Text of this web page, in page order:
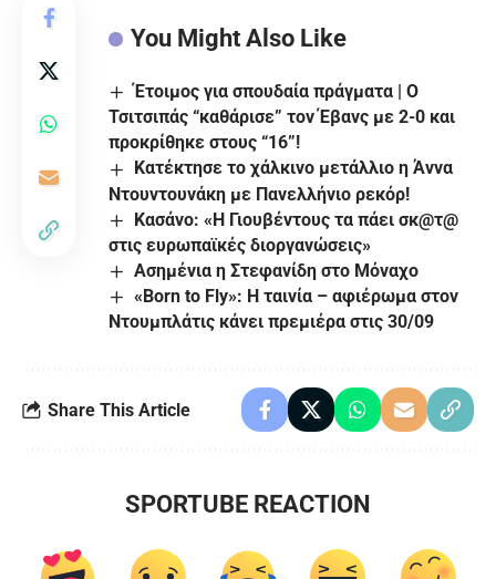
You Might Also Like
Έτοιμος για σπουδαία πράγματα | Ο
Τσιτσιπάς “καθάρισε” τον Έβανς με 2-0 και
προκρίθηκε στους “16”!
Κατέκτησε το χάλκινο μετάλλιο η Άννα
Ντουντουνάκη με Πανελλήνιο ρεκόρ!
Κασάνο: «Η Γιουβέντους τα πάει σκ@τ@
στις ευρωπαϊκές διοργανώσεις»
Ασημένια η Στεφανίδη στο Μόναχο
«Born to Fly»: Η ταινία – αφιέρωμα στον
Ντουμπλάτις κάνει πρεμιέρα στις 30/09
Share This Article
SPORTUBE REACTION